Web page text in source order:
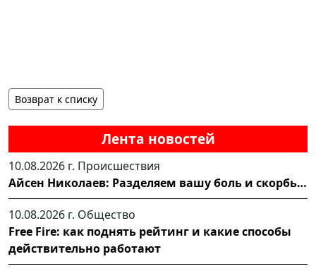
Лента новостей
10.08.2026 г. Происшествия
Айсен Николаев: Разделяем вашу боль и скорбь…
10.08.2026 г. Общество
Free Fire: как поднять рейтинг и какие способы
действительно работают
Возврат к списку